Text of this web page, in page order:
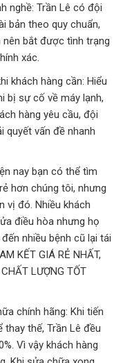
nghề: Trần Lê có đội
bản theo quy chuẩn,
bắt được tình trạng
xác.
khách hàng cần: Hiểu
bị sự cố về máy lạnh,
hàng yêu cầu, đội
quyết vấn đề nhanh
nay bạn có thể tìm
hơn chúng tôi, nhưng
vị đó. Nhiều khách
điều hòa nhưng họ
nhiều bệnh cũ lại tái
KẾT GIÁ RẺ NHẤT,
LƯỢNG TỐT
chính hãng: Khi tiến
thay thế, Trần Lê đều
Vì vậy khách hàng